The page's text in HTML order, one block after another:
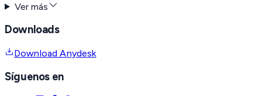
Ver más
Downloads
Download Anydesk
Síguenos en